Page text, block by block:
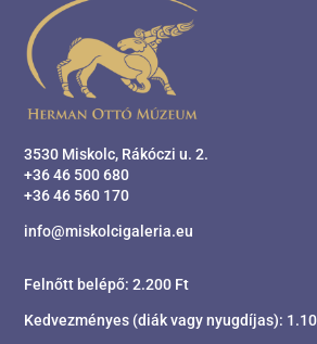
3530 Miskolc, Rákóczi u. 2.
+36 46 500 680
+36 46 560 170
info@miskolcigaleria.eu
Felnőtt belépő: 2.200 Ft
Kedvezményes (diák vagy nyugdíjas):